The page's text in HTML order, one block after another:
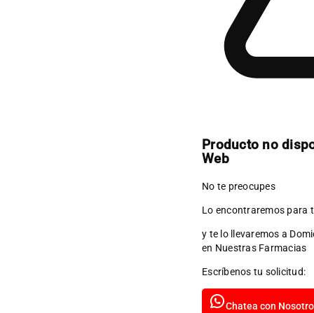
Producto no
Web
No te preocupes
Lo encontraremos para
y te lo llevaremos a
en Nuestras Farmacias
Escríbenos tu solicitud:
Chatea con